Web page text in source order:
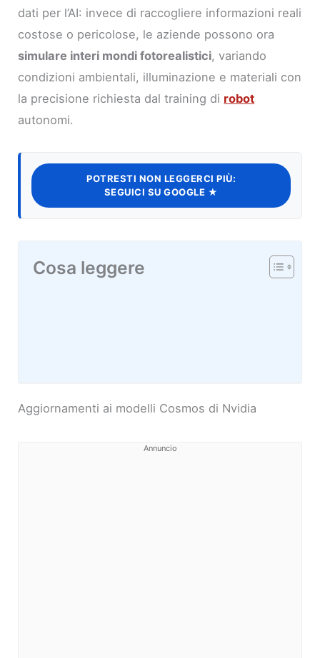
dati per l’AI: invece di raccogliere informazioni reali
costose o pericolose, le aziende possono ora
simulare interi mondi fotorealistici, variando
condizioni ambientali, illuminazione e materiali con
la precisione richiesta dal training di robot
autonomi.
POTRESTI NON LEGGERCI PIÙ:
SEGUICI SU GOOGLE ★
Cosa leggere
Aggiornamenti ai modelli Cosmos di Nvidia
Annuncio